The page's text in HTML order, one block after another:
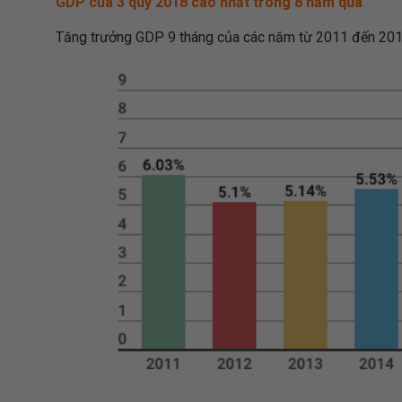
Tăng trưởng GDP 9 tháng của các năm từ 2011 đến